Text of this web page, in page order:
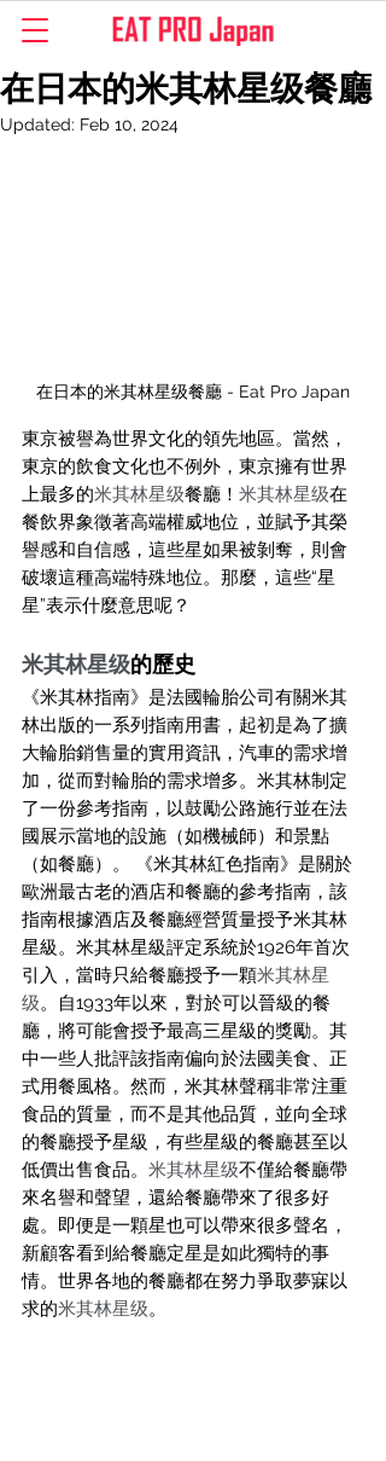
在日本的米其林星级餐廳
Updated: Feb 10, 2024
在日本的米其林星级餐廳 - Eat Pro Japan
東京被譽為世界文化的領先地區。當然，
東京的飲食文化也不例外，東京擁有世界
上最多的米其林星级餐廳！ 米其林星级在
餐飲界象徵著高端權威地位，並賦予其榮
譽感和自信感，這些星如果被剝奪，則會
破壞這種高端特殊地位。那麼，這些“星
星”表示什麼意思呢？
米其林星级的歷史
《米其林指南》是法國輪胎公司有關米其
林出版的一系列指南用書，起初是為了擴
大輪胎銷售量的實用資訊，汽車的需求增
加，從而對輪胎的需求增多。米其林制定
了一份參考指南，以鼓勵公路施行並在法
國展示當地的設施（如機械師）和景點
（如餐廳）。 《米其林紅色指南》是關於
歐洲最古老的酒店和餐廳的參考指南，該
指南根據酒店及餐廳經營質量授予米其林
星級。米其林星級評定系統於1926年首次
引入，當時只給餐廳授予一顆米其林星
级。自1933年以來，對於可以晉級的餐
廳，將可能會授予最高三星級的獎勵。其
中一些人批評該指南偏向於法國美食、正
式用餐風格。然而，米其林聲稱非常注重
食品的質量，而不是其他品質，並向全球
的餐廳授予星級，有些星級的餐廳甚至以
低價出售食品。 米其林星级不僅給餐廳帶
來名譽和聲望，還給餐廳帶來了很多好
處。即便是一顆星也可以帶來很多聲名，
新顧客看到給餐廳定星是如此獨特的事
情。世界各地的餐廳都在努力爭取夢寐以
求的米其林星级。